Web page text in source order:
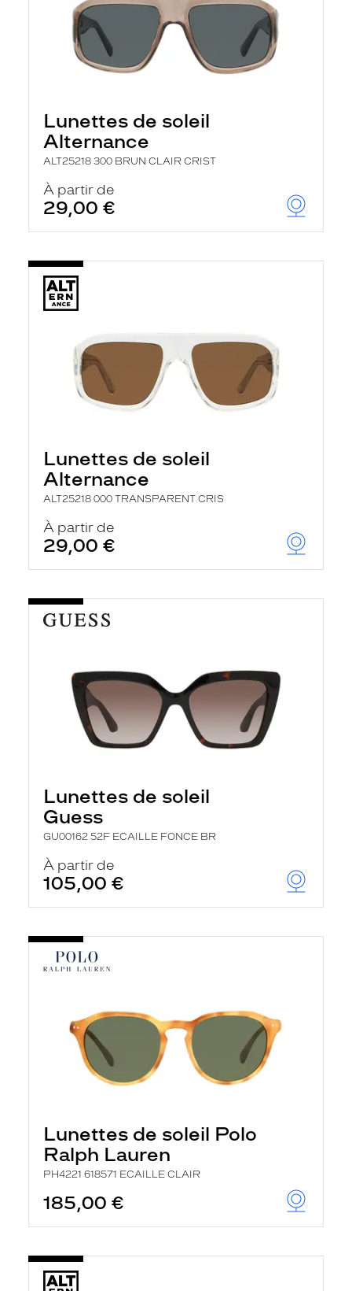
Lunettes de soleil
Alternance
ALT25218 300 BRUN CLAIR CRIST
À partir de
29,00 €
Lunettes de soleil
Alternance
ALT25218 000 TRANSPARENT CRIS
À partir de
29,00 €
Lunettes de soleil
Guess
GU00162 52F ECAILLE FONCE BR
À partir de
105,00 €
Lunettes de soleil Polo
Ralph Lauren
PH4221 618571 ECAILLE CLAIR
185,00 €